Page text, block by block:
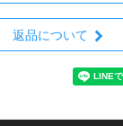
返品について